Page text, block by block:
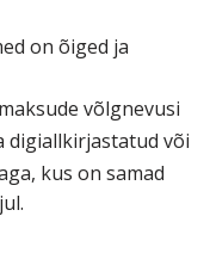
on õiged ja
võlgnevusi
digiallkirjastatud või
kus on samad